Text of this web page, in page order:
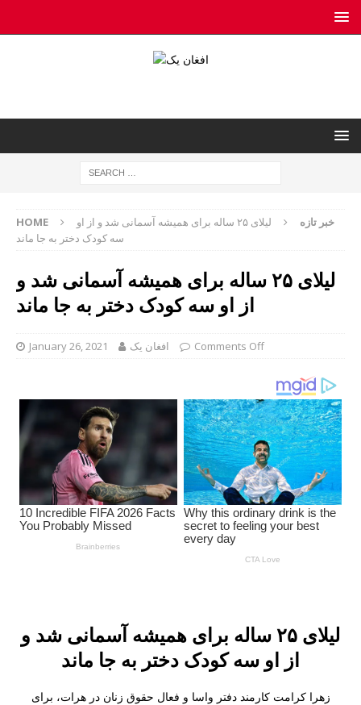
HOME خبر تازه
لیلای ۲۵ ساله برای همیشه آسمانی شد و از او
سه کودک دختر به جا ماند
لیلای ۲۵ ساله برای همیشه آسمانی شد و
از او سه کودک دختر به جا ماند
January 26, 2021 افغان یک Comments Off
لیلای ۲۵ ساله برای همیشه آسمانی شد و
از او سه کودک دختر به جا ماند
زهرا کرامت کارمند دفتر واسا و فعال حقوق زنان در هرات، برای